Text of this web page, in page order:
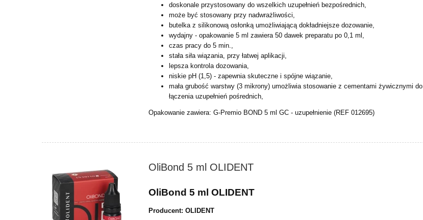
doskonale przystosowany do wszelkich uzupełnień bezpośrednich,
może być stosowany przy nadwrażliwości,
butelka z silikonową osłonką umożliwiającą dokładniejsze dozowanie,
wydajny - opakowanie 5 ml zawiera 50 dawek preparatu po 0,1 ml,
czas pracy do 5 min.,
stała siła wiązania, przy łatwej aplikacji,
lepsza kontrola dozowania,
niskie pH (1,5) - zapewnia skuteczne i spójne wiązanie,
mała grubość warstwy (3 mikrony) umożliwia stosowanie z cementami żywicznymido
łączenia uzupełnień pośrednich,
Opakowanie zawiera: G-Premio BOND 5 ml GC - uzupełnienie (REF 012695)
OliBond 5 ml OLIDENT
OliBond 5 ml OLIDENT
Producent: OLIDENT